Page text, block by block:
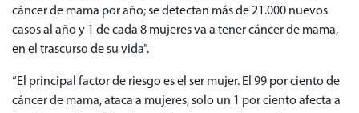
cáncer de mama por año; se detectan más de 21.000 nuevos
casos al año y 1 de cada 8 mujeres va a tener cáncer de mama,
en el trascurso de su vida”.
“El principal factor de riesgo es el ser mujer. El 99 por ciento de
cáncer de mama, ataca a mujeres, solo un 1 por ciento afecta a